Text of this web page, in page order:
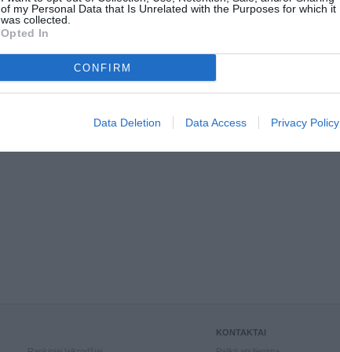
of my Personal Data that Is Unrelated with the Purposes for which it
was collected.
Opted In
CONFIRM
Data Deletion Data Access Privacy Policy
KONTAKTAI